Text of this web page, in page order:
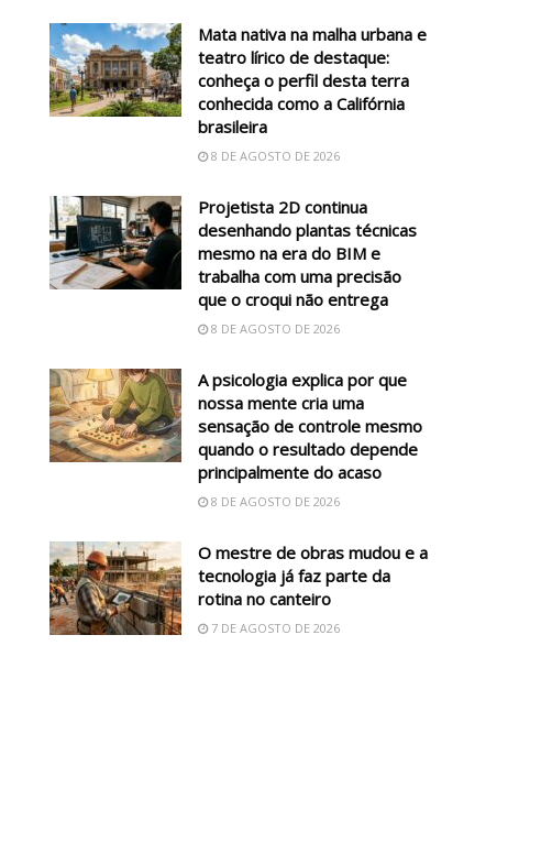
Mata nativa na malha urbana e
teatro lírico de destaque:
conheça o perfil desta terra
conhecida como a Califórnia
brasileira
8 DE AGOSTO DE 2026
Projetista 2D continua
desenhando plantas técnicas
mesmo na era do BIM e
trabalha com uma precisão
que o croqui não entrega
8 DE AGOSTO DE 2026
A psicologia explica por que
nossa mente cria uma
sensação de controle mesmo
quando o resultado depende
principalmente do acaso
8 DE AGOSTO DE 2026
O mestre de obras mudou e a
tecnologia já faz parte da
rotina no canteiro
7 DE AGOSTO DE 2026